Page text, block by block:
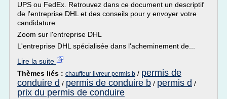
UPS ou FedEx. Retrouvez dans ce document un descriptif
de l'entreprise DHL et des conseils pour y envoyer votre
candidature.
Zoom sur l'entreprise DHL
L'entreprise DHL spécialisée dans l'acheminement de...
Lire la suite
Thèmes liés : chauffeur livreur permis b / permis de
conduire d / permis de conduire b / permis d /
prix du permis de conduire